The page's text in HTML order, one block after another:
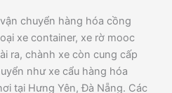
chuyển hàng hóa cồng
xe container, xe rờ mooc
ra, chành xe còn cung cấp
như xe cẩu hàng hóa
tại Hưng Yên, Đà Nẵng. Các